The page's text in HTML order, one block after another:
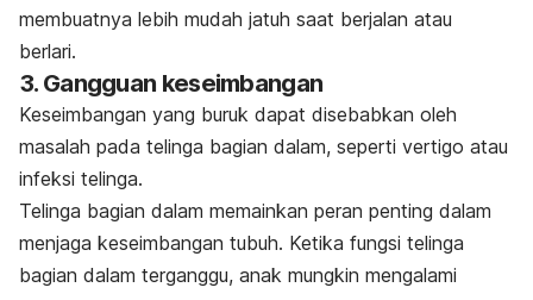
membuatnya lebih mudah jatuh saat berjalan atau
berlari.
3. Gangguan keseimbangan
Keseimbangan yang buruk dapat disebabkan oleh
masalah pada telinga bagian dalam, seperti vertigo atau
infeksi telinga.
Telinga bagian dalam memainkan peran penting dalam
menjaga keseimbangan tubuh. Ketika fungsi telinga
bagian dalam terganggu, anak mungkin mengalami